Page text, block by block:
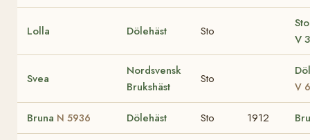
Lolla Dölehäst Sto
V
Svea
Nordsvensk
Brukshäst
Sto
V
Bruna N 5936 Dölehäst Sto 1912